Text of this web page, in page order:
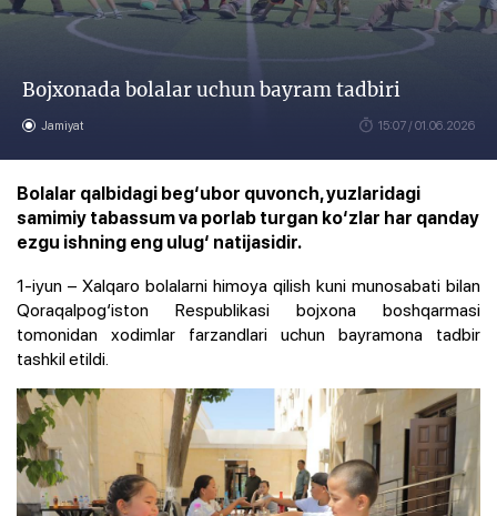
Bojxonada bolalar uchun bayram tadbiri
Jamiyat 15:07 / 01.06.2026
Bolalar qalbidagi beg‘ubor quvonch, yuzlaridagi
samimiy tabassum va porlab turgan ko‘zlar har qanday
ezgu ishning eng ulug‘ natijasidir.
1-iyun – Xalqaro bolalarni himoya qilish kuni munosabati bilan
Qoraqalpog‘iston Respublikasi bojxona boshqarmasi
tomonidan xodimlar farzandlari uchun bayramona tadbir
tashkil etildi.